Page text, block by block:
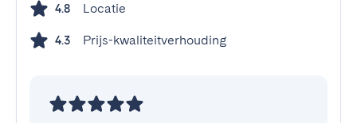
4.8 Locatie
4.3 Prijs-kwaliteitverhouding